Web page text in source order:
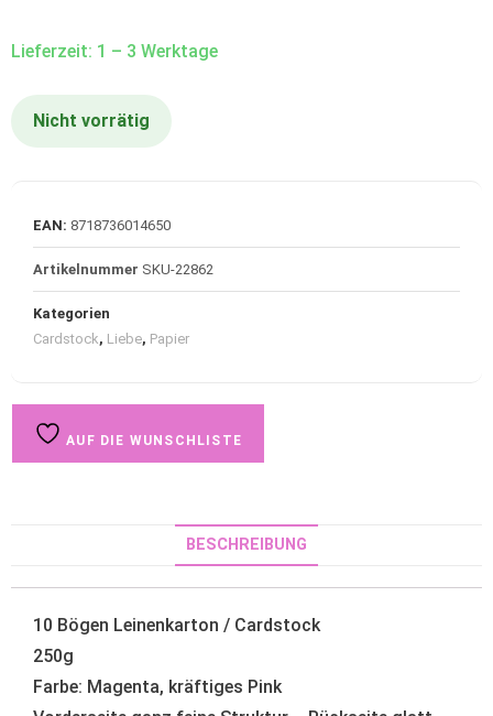
Lieferzeit: 1 – 3 Werktage
Nicht vorrätig
EAN: 8718736014650
Artikelnummer SKU-22862
Kategorien
Cardstock, Liebe, Papier
AUF DIE WUNSCHLISTE
BESCHREIBUNG
10 Bögen Leinenkarton / Cardstock
250g
Farbe: Magenta, kräftiges Pink